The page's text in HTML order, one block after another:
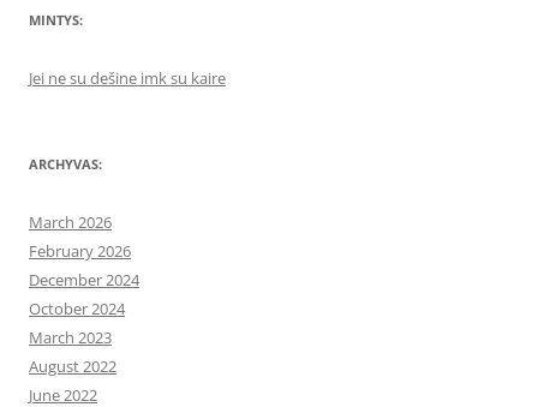
MINTYS:
Jei ne su dešine imk su kaire
ARCHYVAS:
March 2026
February 2026
December 2024
October 2024
March 2023
August 2022
June 2022